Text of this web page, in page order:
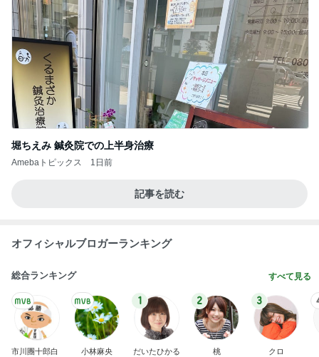
堀ちえみ 鍼灸院での上半身治療
Amebaトピックス 1日前
記事を読む
オフィシャルブロガーランキング
総合ランキング すべて見る
市川團十郎白
小林麻央
1
だいたひかる
2
桃
3
クロ